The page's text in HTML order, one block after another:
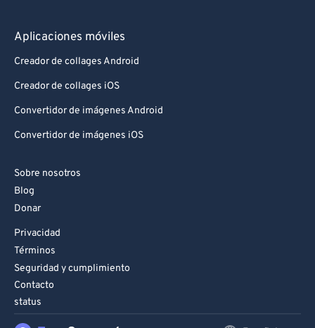
Aplicaciones móviles
Creador de collages Android
Creador de collages iOS
Convertidor de imágenes Android
Convertidor de imágenes iOS
Sobre nosotros
Blog
Donar
Privacidad
Términos
Seguridad y cumplimiento
Contacto
status